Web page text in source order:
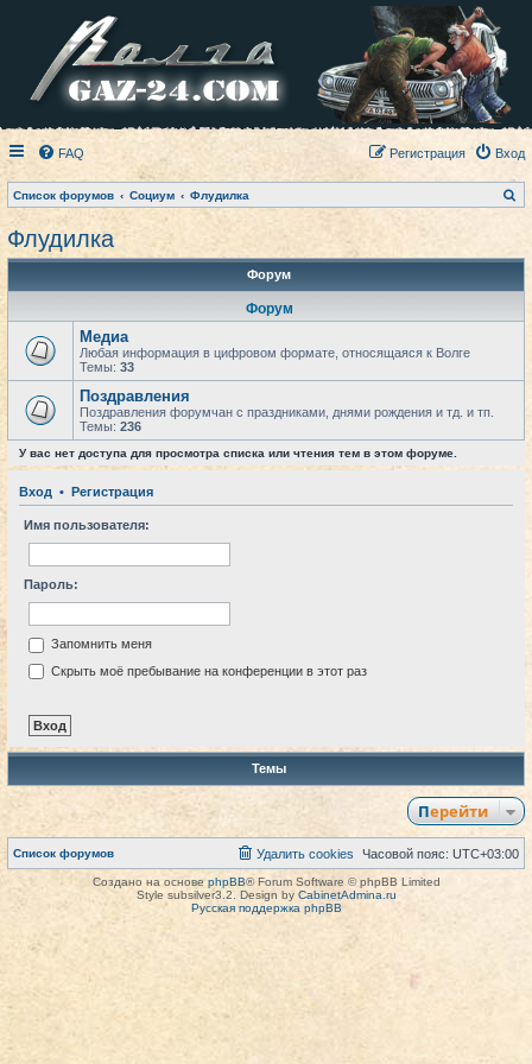
FAQ Вход
Регистрация
Список форумов Социум Флудилка
о
Флудилка
Форум
Форум
Медиа
Любая информация в цифровом формате, относящаяся к Волге
Темы: 33
Поздравления
Поздравления форумчан с праздниками, днями рождения и тд. и тп.
Темы: 236
У вас нет доступа для просмотра списка или чтения тем в этом форуме.
Вход • Регистрация
Имя пользователя:
Пароль:
Запомнить меня
Скрыть моё пребывание на конференции в этот раз
Темы
Перейти
Список форумов Часовой пояс: UTC+03:00
Удалить cookies
Создано на основеphpBB® Forum Software © phpBB Limited
Style subsilver3.2. Design by CabinetAdmina.ru
Русская поддержка phpBB